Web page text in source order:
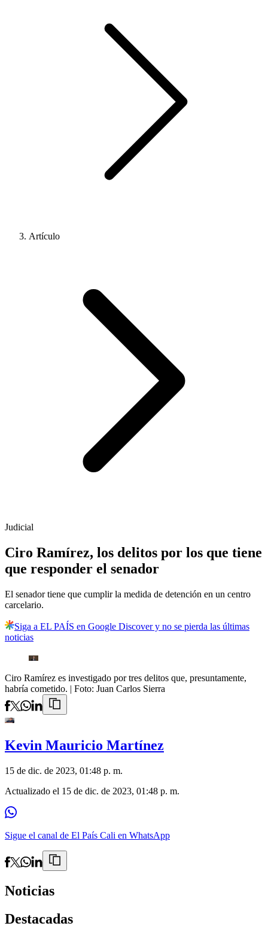
Artículo
Judicial
Ciro Ramírez, los delitos por los que tiene
que responder el senador
El senador tiene que cumplir la medida de detención en un centro
carcelario.
Siga a EL PAÍS en Google Discover y no se pierda las últimas
noticias
Ciro Ramírez es investigado por tres delitos que, presuntamente,
habría cometido. | Foto: Juan Carlos Sierra
Kevin Mauricio Martínez
15 de dic. de 2023, 01:48 p. m.
Actualizado el 15 de dic. de 2023, 01:48 p. m.
Sigue el canal de El País Cali en WhatsApp
Noticias
Destacadas